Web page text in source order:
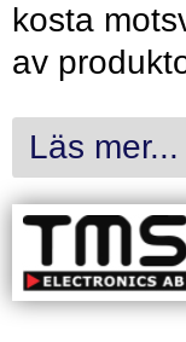
kosta
av
Läs mer...